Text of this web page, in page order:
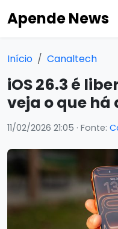
Apende News
Início Canaltech
iOS 26.3 é
veja o que há
11/02/2026 21:05 · Fonte: